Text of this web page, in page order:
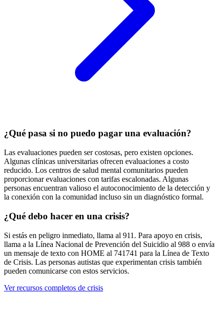
¿Qué pasa si no puedo pagar una evaluación?
Las evaluaciones pueden ser costosas, pero existen opciones.
Algunas clínicas universitarias ofrecen evaluaciones a costo
reducido. Los centros de salud mental comunitarios pueden
proporcionar evaluaciones con tarifas escalonadas. Algunas
personas encuentran valioso el autoconocimiento de la detección y
la conexión con la comunidad incluso sin un diagnóstico formal.
¿Qué debo hacer en una crisis?
Si estás en peligro inmediato, llama al 911. Para apoyo en crisis,
llama a la Línea Nacional de Prevención del Suicidio al 988 o envía
un mensaje de texto con HOME al 741741 para la Línea de Texto
de Crisis. Las personas autistas que experimentan crisis también
pueden comunicarse con estos servicios.
Ver recursos completos de crisis